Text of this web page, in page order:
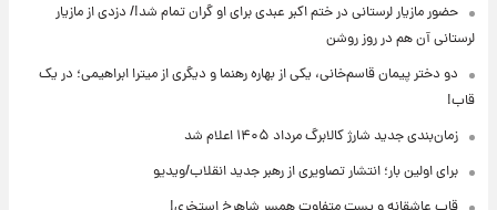
حضور مازیار لرستانی در ختم اکبر عبدی برای او گران تمام شد!/ دزدی از مازیار
لرستانی آن هم در روز روشن
دو دختر پیمان قاسم‌خانی، یکی از بهاره رهنما و دیگری از میترا ابراهیمی؛ در یک
قاب!
زمان‌بندی جدید شارژ کالابرگ مرداد ۱۴۰۵ اعلام شد
برای اولین بار؛ انتشار تصاویری از رهبر جدید انقلاب/ویدیو